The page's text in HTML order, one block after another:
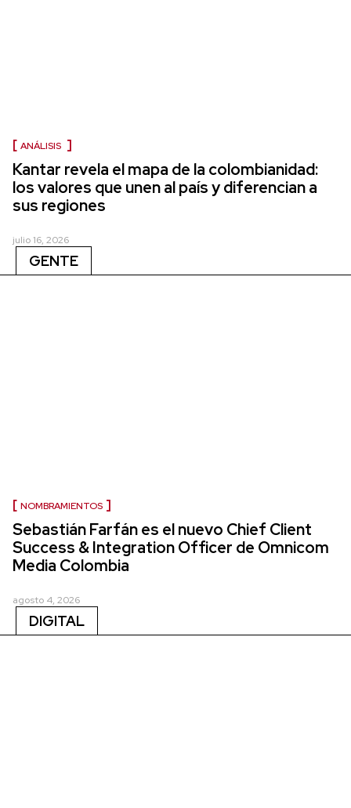
ANÁLISIS
Kantar revela el mapa de la colombianidad:
los valores que unen al país y diferencian a
sus regiones
julio 16, 2026
GENTE
NOMBRAMIENTOS
Sebastián Farfán es el nuevo Chief Client
Success & Integration Officer de Omnicom
Media Colombia
agosto 4, 2026
DIGITAL